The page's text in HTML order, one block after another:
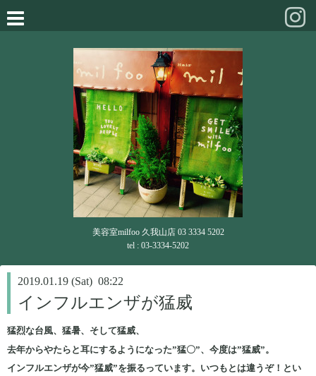
美容室milfoo 久我山店 03 3334 5202
tel : 03-3334-5202
2019.01.19 (Sat) 08:22
インフルエンザが猛威
猛烈な台風、猛暑、そして猛威、
去年からやたらと耳にするようになった”猛〇”、今度は”猛威”。
インフルエンザが今”猛威”を振るっています。いつもとは違うぞ！とい